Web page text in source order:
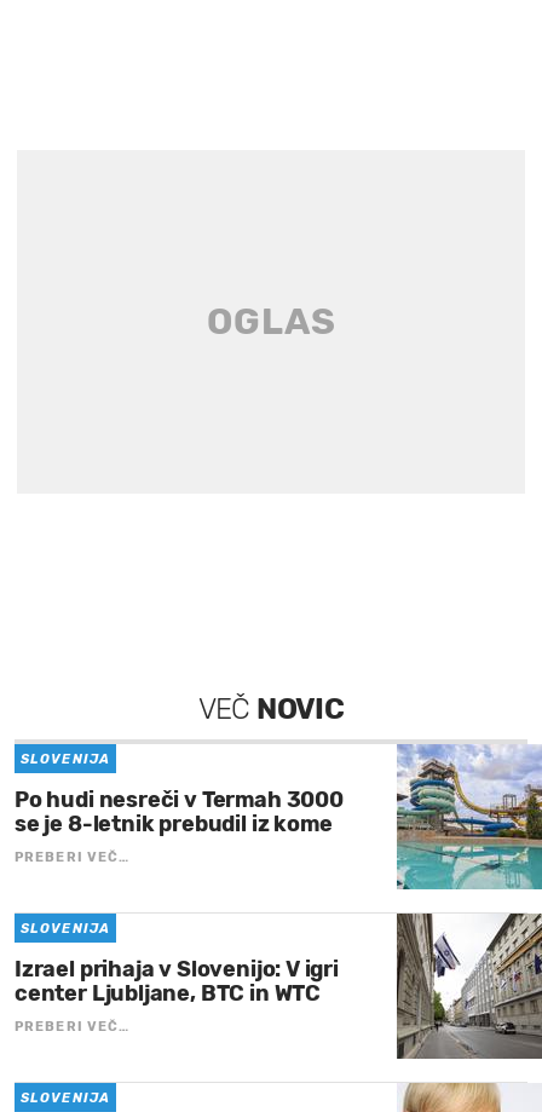
VEČ NOVIC
SLOVENIJA
Po hudi nesreči v Termah 3000
se je 8-letnik prebudil iz kome
PREBERI VEČ…
SLOVENIJA
Izrael prihaja v Slovenijo: V igri
center Ljubljane, BTC in WTC
PREBERI VEČ…
SLOVENIJA